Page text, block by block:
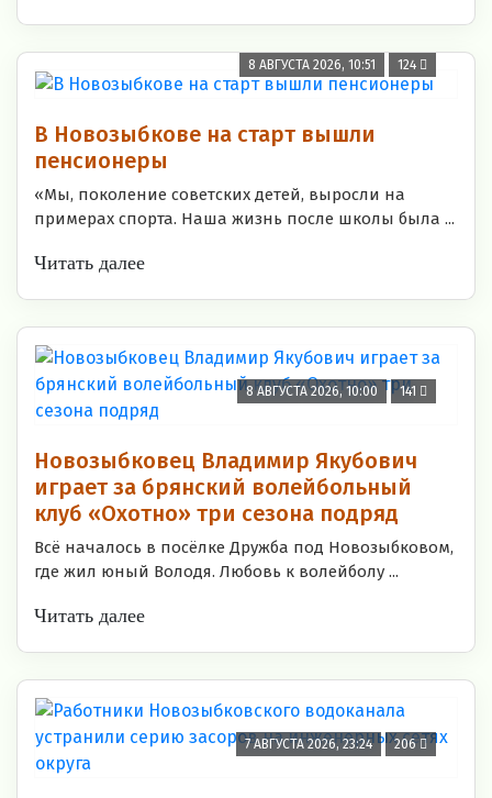
8 АВГУСТА 2026, 10:51 124
В Новозыбкове на старт вышли
пенсионеры
«Мы, поколение советских детей, выросли на
примерах спорта. Наша жизнь после школы была ...
Читать далее
8 АВГУСТА 2026, 10:00 141
Новозыбковец Владимир Якубович
играет за брянский волейбольный
клуб «Охотно» три сезона подряд
Всё началось в посёлке Дружба под Новозыбковом,
где жил юный Володя. Любовь к волейболу ...
Читать далее
7 АВГУСТА 2026, 23:24 206